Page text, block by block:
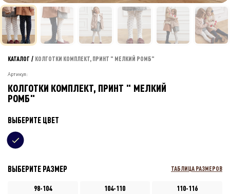
КАТАЛОГ / КОЛГОТКИ КОМПЛЕКТ, ПРИНТ " МЕЛКИЙ РОМБ"
Артикул:
КОЛГОТКИ КОМПЛЕКТ, ПРИНТ " МЕЛКИЙ
РОМБ"
ВЫБЕРИТЕ ЦВЕТ
ВЫБЕРИТЕ РАЗМЕР ТАБЛИЦА РАЗМЕРОВ
98-104 104-110
110-116